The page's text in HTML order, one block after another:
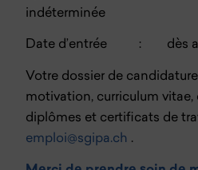
indéterminée
Date d’entrée : dès
Votre dossier de candidature
motivation, curriculum vitae,
diplômes et certificats de
emploi@sgipa.ch .